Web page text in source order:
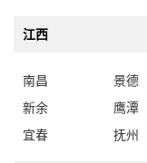
江西
南昌 景德
新余
鹰潭
宜春
抚州